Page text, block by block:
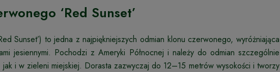
‘Red Sunset’
Sunset’) to jedna z najpiękniejszych odmian klonu czerwonego, wyróżniająca
jesiennymi. Pochodzi z Ameryki Północnej i należy do odmian szczególnie
i w zieleni miejskiej. Dorasta zazwyczaj do 12–15 metrów wysokości i tworzy